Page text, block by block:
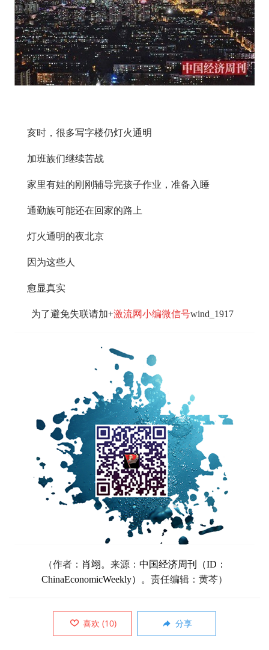
亥时，很多写字楼仍灯火通明
加班族们继续苦战
家里有娃的刚刚辅导完孩子作业，准备入睡
通勤族可能还在回家的路上
灯火通明的夜北京
因为这些人
愈显真实
为了避免失联请加+激流网小编微信号wind_1917
（作者： 肖翊。来源： 中国经济周刊（ID：
ChinaEconomicWeekly）
。责任编辑：黄芩）
喜欢 (10) 分享